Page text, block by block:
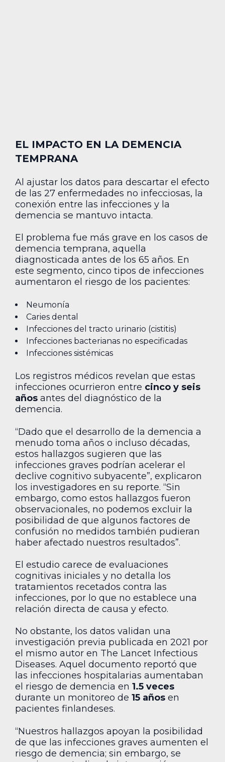
EL IMPACTO EN LA DEMENCIA
TEMPRANA
Al ajustar los datos para descartar el efecto
de las 27 enfermedades no infecciosas, la
conexión entre las infecciones y la
demencia se mantuvo intacta.
El problema fue más grave en los casos de
demencia temprana, aquella
diagnosticada antes de los 65 años. En
este segmento, cinco tipos de infecciones
aumentaron el riesgo de los pacientes:
Neumonía
Caries dental
Infecciones del tracto urinario (cistitis)
Infecciones bacterianas no especificadas
Infecciones sistémicas
Los registros médicos revelan que estas
infecciones ocurrieron entre cinco y seis
años antes del diagnóstico de la
demencia.
“Dado que el desarrollo de la demencia a
menudo toma años o incluso décadas,
estos hallazgos sugieren que las
infecciones graves podrían acelerar el
declive cognitivo subyacente”, explicaron
los investigadores en su reporte. “Sin
embargo, como estos hallazgos fueron
observacionales, no podemos excluir la
posibilidad de que algunos factores de
confusión no medidos también pudieran
haber afectado nuestros resultados”.
El estudio carece de evaluaciones
cognitivas iniciales y no detalla los
tratamientos recetados contra las
infecciones, por lo que no establece una
relación directa de causa y efecto.
No obstante, los datos validan una
investigación previa publicada en 2021 por
el mismo autor en The Lancet Infectious
Diseases. Aquel documento reportó que
las infecciones hospitalarias aumentaban
el riesgo de demencia en 1.5 veces
durante un monitoreo de 15 años en
pacientes finlandeses.
“Nuestros hallazgos apoyan la posibilidad
de que las infecciones graves aumenten el
riesgo de demencia; sin embargo, se